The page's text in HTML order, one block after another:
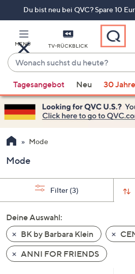
Du bist neu bei QVC? Spare 10
MENÜ TV-RÜCKBLICK
Wonach
suchst
du
heute?
Vorschläge
verfügbar
sind,
verwenden
Sie
Pfeiltasten
nach
und
nach
unten
oder
wischen
Sie
Tagesangebot Neu 30
Mode
Mode
Filter (3)
Deine Auswahl:
BK by Barbara Klein
ANNI FOR FRIENDS